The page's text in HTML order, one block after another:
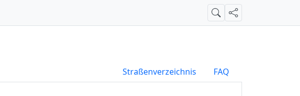
SucheTeilen
Straßenverzeichnis FAQ